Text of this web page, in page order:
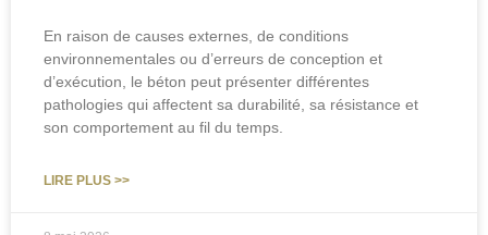
En raison de causes externes, de conditions
environnementales ou d’erreurs de conception et
d’exécution, le béton peut présenter différentes
pathologies qui affectent sa durabilité, sa résistance et
son comportement au fil du temps.
LIRE PLUS >>